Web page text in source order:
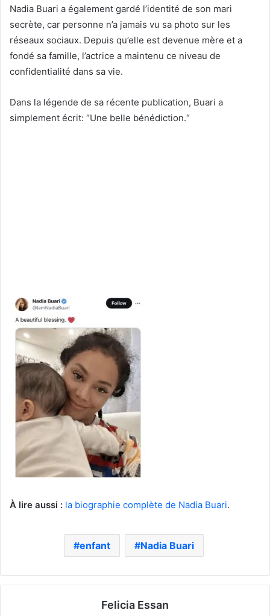
Nadia Buari a également gardé l’identité de son mari
secrète, car personne n’a jamais vu sa photo sur les
réseaux sociaux. Depuis qu’elle est devenue mère et a
fondé sa famille, l’actrice a maintenu ce niveau de
confidentialité dans sa vie.
Dans la légende de sa récente publication, Buari a
simplement écrit: “Une belle bénédiction.“
À lire aussi : la biographie complète de Nadia Buari.
enfant Nadia Buari
Felicia Essan